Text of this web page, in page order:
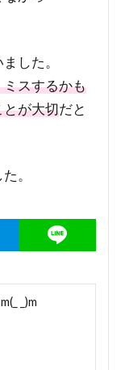
した。
スするかも
とが大切だと
。
_)m